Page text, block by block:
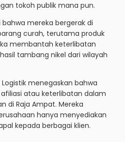
tokoh publik mana pun.
mereka bergerak di
curah, terutama produk
membantah keterlibatan
tambang nikel dari wilayah
menegaskan bahwa
atau keterlibatan dalam
di Raja Ampat. Mereka
hanya menyediakan
kepada berbagai klien.